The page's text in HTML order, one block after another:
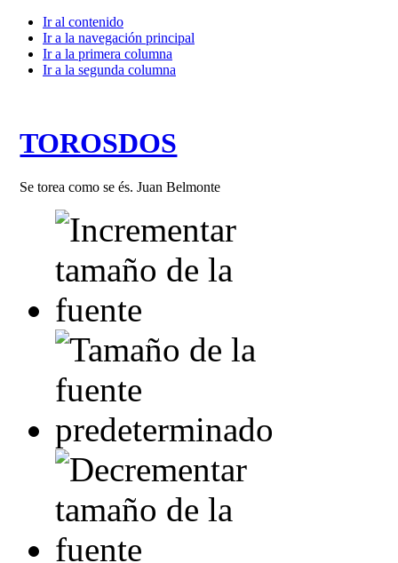
Ir al contenido
Ir a la navegación principal
Ir a la primera columna
Ir a la segunda columna
TOROSDOS
Se torea como se és. Juan Belmonte